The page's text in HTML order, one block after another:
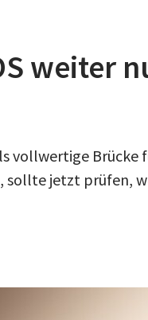
weiter
vollwertige
sollte jetzt prüfen,